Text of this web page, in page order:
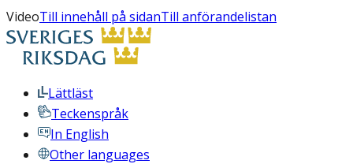
VideoTill innehåll på sidanTill anförandelistan
Lättläst
Teckenspråk
In English
Other languages